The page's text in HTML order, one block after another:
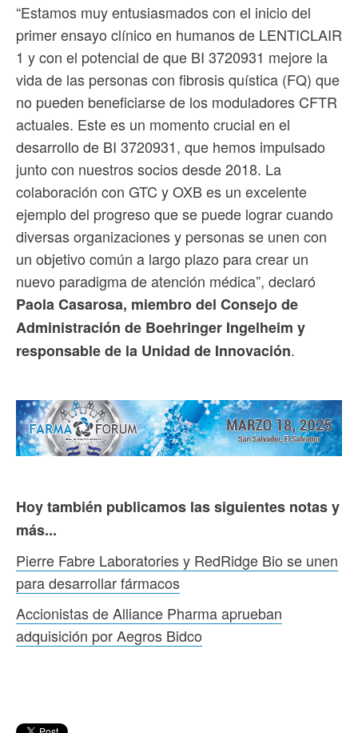
“Estamos muy entusiasmados con el inicio del
primer ensayo clínico en humanos de LENTICLAIR
1 y con el potencial de que BI 3720931 mejore la
vida de las personas con fibrosis quística (FQ) que
no pueden beneficiarse de los moduladores CFTR
actuales. Este es un momento crucial en el
desarrollo de BI 3720931, que hemos impulsado
junto con nuestros socios desde 2018. La
colaboración con GTC y OXB es un excelente
ejemplo del progreso que se puede lograr cuando
diversas organizaciones y personas se unen con
un objetivo común a largo plazo para crear un
nuevo paradigma de atención médica”, declaró
Paola Casarosa, miembro del Consejo de
Administración de Boehringer Ingelheim y
responsable de la Unidad de Innovación.
Hoy también publicamos las siguientes notas y
más...
Pierre Fabre Laboratories y RedRidge Bio se unen
para desarrollar fármacos
Accionistas de Alliance Pharma aprueban
adquisición por Aegros Bidco